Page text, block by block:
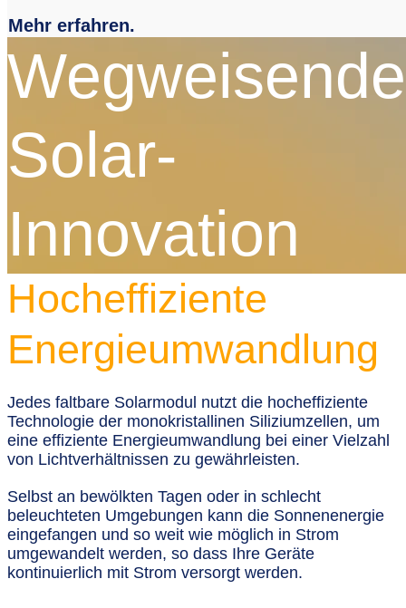
Mehr erfahren.
Wegweisende
Solar-
Innovation
Hocheffiziente
Energieumwandlung
Jedes faltbare Solarmodul nutzt die hocheffiziente
Technologie der monokristallinen Siliziumzellen, um
eine effiziente Energieumwandlung bei einer Vielzahl
von Lichtverhältnissen zu gewährleisten.
Selbst an bewölkten Tagen oder in schlecht
beleuchteten Umgebungen kann die Sonnenenergie
eingefangen und so weit wie möglich in Strom
umgewandelt werden, so dass Ihre Geräte
kontinuierlich mit Strom versorgt werden.